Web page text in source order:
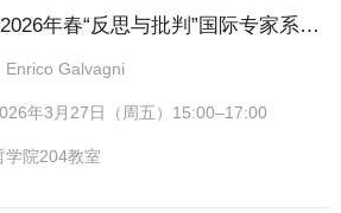
年春“反思与批判”国际专家系列
里科·加尔瓦尼丨休谟的德性理
与当下
Enrico Galvagni
年3月27日（周五）15:00–17:00
学院204教室